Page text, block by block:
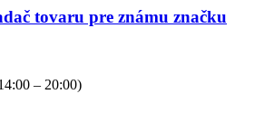
tovaru pre známu značku
– 20:00)